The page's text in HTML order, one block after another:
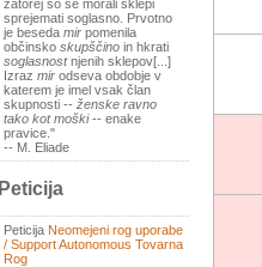
zatorej so se morali sklepi
sprejemati soglasno. Prvotno
je beseda mir pomenila
občinsko skupščino in hkrati
soglasnostnjenih sklepov[...]
Izraz mir odseva obdobje v
katerem je imel vsak član
skupnosti -- ženske ravno
tako kot moški-- enake
pravice."
-- M. Eliade
Peticija
Peticija Neomejeni rog uporabe
/ Support Autonomous Tovarna
Rog